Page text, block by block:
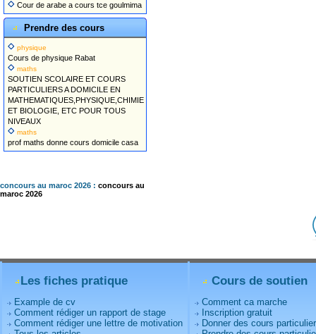
Cour de arabe a cours tce goulmima
Prendre des cours
physique
Cours de physique Rabat
maths
SOUTIEN SCOLAIRE ET COURS
PARTICULIERS A DOMICILE EN
MATHEMATIQUES,PHYSIQUE,CHIMIE
ET BIOLOGIE, ETC POUR TOUS
NIVEAUX
maths
prof maths donne cours domicile casa
concours au maroc 2026 : concours au
maroc 2026
Les fiches pratique
Example de cv
Comment rédiger un rapport de stage
Comment rédiger une lettre de motivation
Cours de soutien
Comment ca marche
Inscription gratuit
Donner des cours